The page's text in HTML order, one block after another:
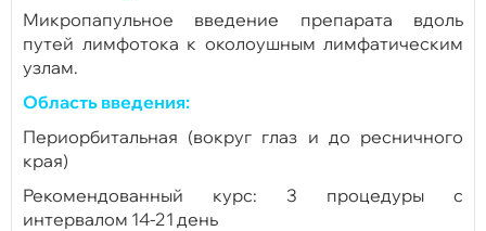
Микропапульное введение препарата вдоль
путей лимфотока к околоушным лимфатическим
узлам.
Область введения:
Периорбитальная (вокруг глаз и до ресничного
края)
Рекомендованный курс: 3 процедуры с
интервалом 14-21 день